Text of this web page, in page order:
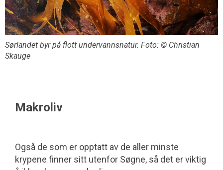
Sørlandet byr på flott undervannsnatur. Foto: © Christian
Skauge
Makroliv
Også de som er opptatt av de aller minste
krypene finner sitt utenfor Søgne, så det er viktig